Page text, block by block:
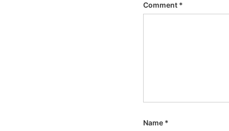
Comment *
Name *